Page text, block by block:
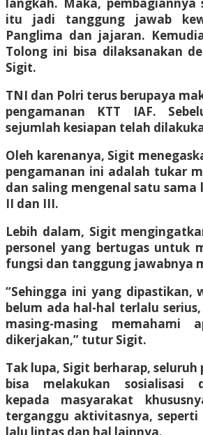
itu jadi tanggung jawab
Panglima dan jajaran.
Tolong ini bisa dilaksanakan
Sigit.
TNI dan Polri terus berupaya
pengamanan KTT IAF.
sejumlah kesiapan telah
Oleh karenanya, Sigit
pengamanan ini adalah tukar
dan saling mengenal satu sama
II dan III.
Lebih dalam, Sigit
personel yang bertugas untuk
fungsi dan tanggung jawabnya
“Sehingga ini yang dipastikan,
belum ada hal-hal terlalu
masing-masing memahami
dikerjakan,” tutur Sigit.
Tak lupa, Sigit berharap, seluruh
bisa melakukan sosialisasi
kepada masyarakat
terganggu aktivitasnya, seperti
lalu lintas dan hal lainnya.